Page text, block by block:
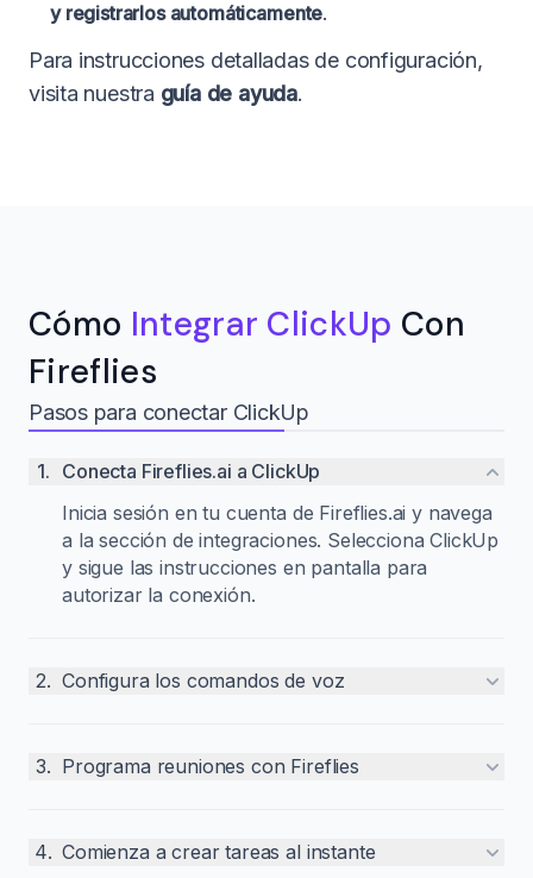
y registrarlos automáticamente.
Para instrucciones detalladas de configuración,
visita nuestra guía de ayuda.
Cómo Integrar ClickUp Con
Fireflies
Pasos para conectar ClickUp
1. Conecta Fireflies.ai a ClickUp
Inicia sesión en tu cuenta de Fireflies.ai y navega
a la sección de integraciones. Selecciona ClickUp
y sigue las instrucciones en pantalla para
autorizar la conexión.
2. Configura los comandos de voz
3. Programa reuniones con Fireflies
4. Comienza a crear tareas al instante